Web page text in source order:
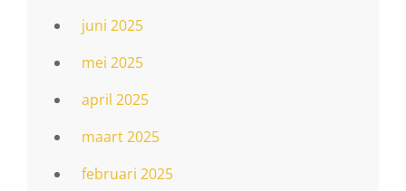
juni 2025
mei 2025
april 2025
maart 2025
februari 2025